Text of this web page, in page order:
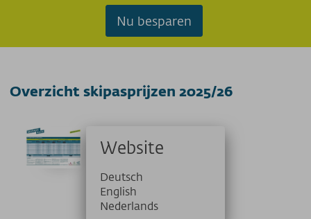
SOS / Notfallnummern
Nu besparen
Overzicht skipasprijzen 2025/26
Skipasspreise 2025-26
JPG 88,03 kB
Größe 800×566px
Website
Deutsch
English
Nederlands